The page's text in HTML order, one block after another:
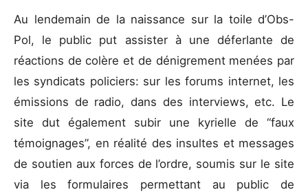
Au lendemain de la naissance sur la toile d’Obs-
Pol, le public put assister à une déferlante de
réactions de colère et de dénigrement menées par
les syndicats policiers: sur les forums internet, les
émissions de radio, dans des interviews, etc. Le
site dut également subir une kyrielle de “faux
témoignages”, en réalité des insultes et messages
de soutien aux forces de l’ordre, soumis sur le site
via les formulaires permettant au public de